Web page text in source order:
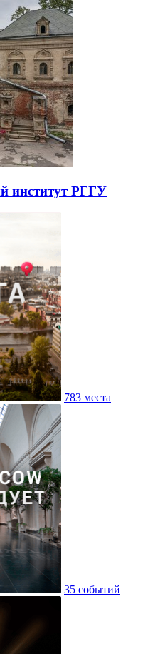
институт РГГУ
783 места
35 событий